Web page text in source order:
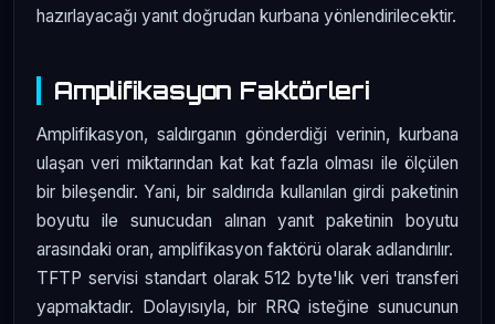
hazırlayacağı yanıt doğrudan kurbana yönlendirilecektir.
Amplifikasyon Faktörleri
Amplifikasyon, saldırganın gönderdiği verinin, kurbana
ulaşan veri miktarından kat kat fazla olması ile ölçülen
bir bileşendir. Yani, bir saldırıda kullanılan girdi paketinin
boyutu ile sunucudan alınan yanıt paketinin boyutu
arasındaki oran, amplifikasyon faktörü olarak adlandırılır.
TFTP servisi standart olarak 512 byte'lık veri transferi
yapmaktadır. Dolayısıyla, bir RRQ isteğine sunucunun